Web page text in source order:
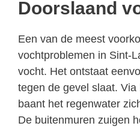
Doorslaand
Een van de meest
vochtproblemen in Sint-
vocht. Het ontstaat
tegen de gevel slaat.
baant het regenwater
De buitenmuren zuigen